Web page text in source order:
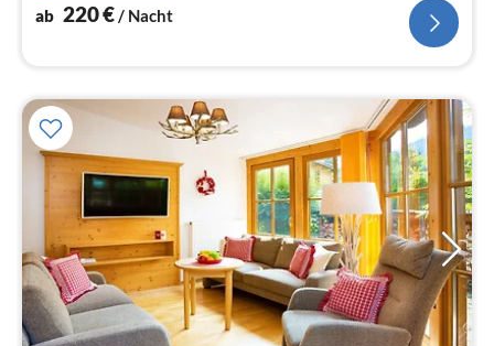
ab 220€/ Nacht